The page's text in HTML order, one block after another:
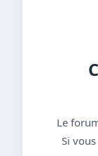
Le
Si